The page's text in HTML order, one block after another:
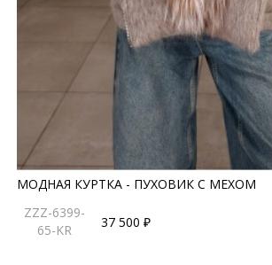
МОДНАЯ КУРТКА - ПУХОВИК С МЕХОМ
ZZZ-6399-
65-KR
37 500 ₽